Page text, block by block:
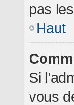
pas
Haut
Si
vous